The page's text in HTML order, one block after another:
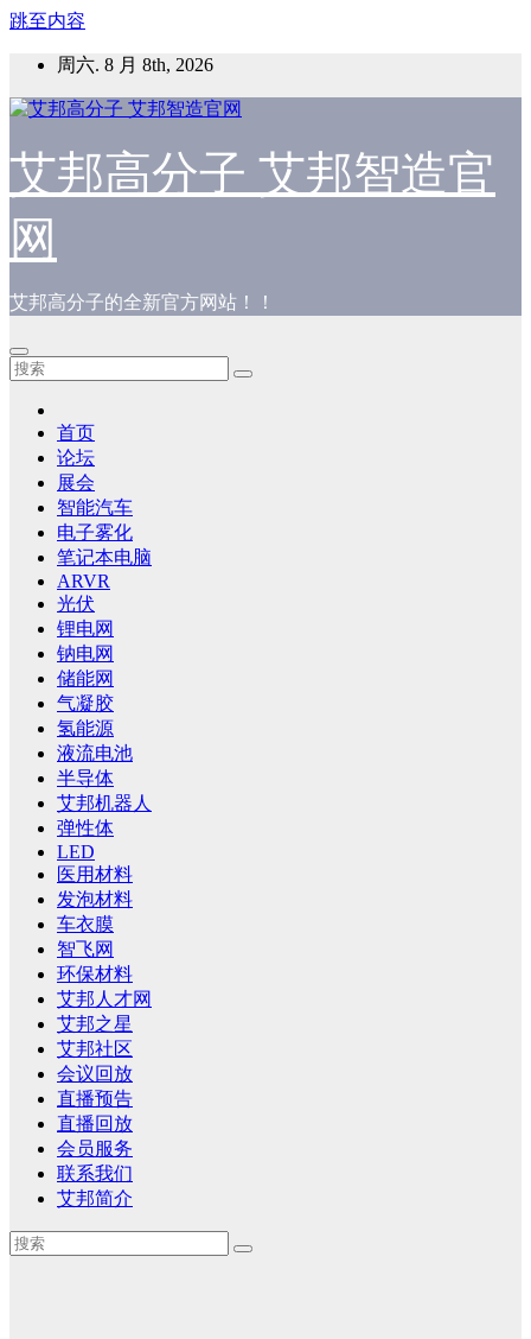
跳至内容
周六. 8 月 8th, 2026
艾邦高分子 艾邦智造官
网
艾邦高分子的全新官方网站！！
首页
论坛
展会
智能汽车
电子雾化
笔记本电脑
ARVR
光伏
锂电网
钠电网
储能网
气凝胶
氢能源
液流电池
半导体
艾邦机器人
弹性体
LED
医用材料
发泡材料
车衣膜
智飞网
环保材料
艾邦人才网
艾邦之星
艾邦社区
会议回放
直播预告
直播回放
会员服务
联系我们
艾邦简介